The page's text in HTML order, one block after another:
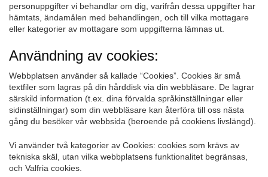
personuppgifter vi behandlar om dig, varifrån dessa uppgifter har
hämtats, ändamålen med behandlingen, och till vilka mottagare
eller kategorier av mottagare som uppgifterna lämnas ut.
Användning av cookies:
Webbplatsen använder så kallade “Cookies”. Cookies är små
textfiler som lagras på din hårddisk via din webbläsare. De lagrar
särskild information (t.ex. dina förvalda språkinställningar eller
sidinställningar) som din webbläsare kan återföra till oss nästa
gång du besöker vår webbsida (beroende på cookiens livslängd).
Vi använder två kategorier av Cookies: cookies som krävs av
tekniska skäl, utan vilka webbplatsens funktionalitet begränsas,
och Valfria cookies.